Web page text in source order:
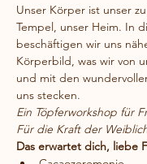
Unser Körper ist unser
Tempel, unser Heim. In
beschäftigen wir uns
Körperbild, was wir von
und mit den
uns stecken.
Ein Töpferworkshop für
Für die Kraft der
Das erwartet dich, liebe